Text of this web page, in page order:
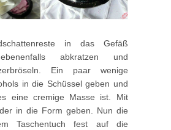
in das Gefäß
abkratzen und
Ein paar wenige
in die Schüssel geben und
eine cremige Masse ist. Mit
in die Form geben. Nun die
Taschentuch fest auf die